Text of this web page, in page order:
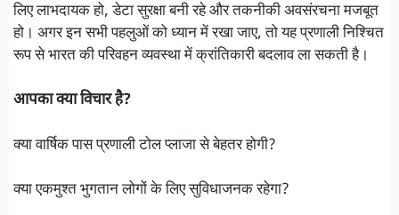
लिए लाभदायक हो, डेटा सुरक्षा बनी रहे और तकनीकी अवसंरचना मजबूत
हो। अगर इन सभी पहलुओं को ध्यान में रखा जाए, तो यह प्रणाली निश्चित
रूप से भारत की परिवहन व्यवस्था में क्रांतिकारी बदलाव ला सकती है।
आपका क्या विचार है?
क्या वार्षिक पास प्रणाली टोल प्लाजा से बेहतर होगी?
क्या एकमुश्त भुगतान लोगों के लिए सुविधाजनक रहेगा?